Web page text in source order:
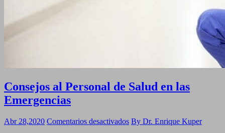
Consejos al Personal de Salud en las
Emergencias
Abr 28,2020 Comentarios desactivadosen
By Dr. Enrique Kuper